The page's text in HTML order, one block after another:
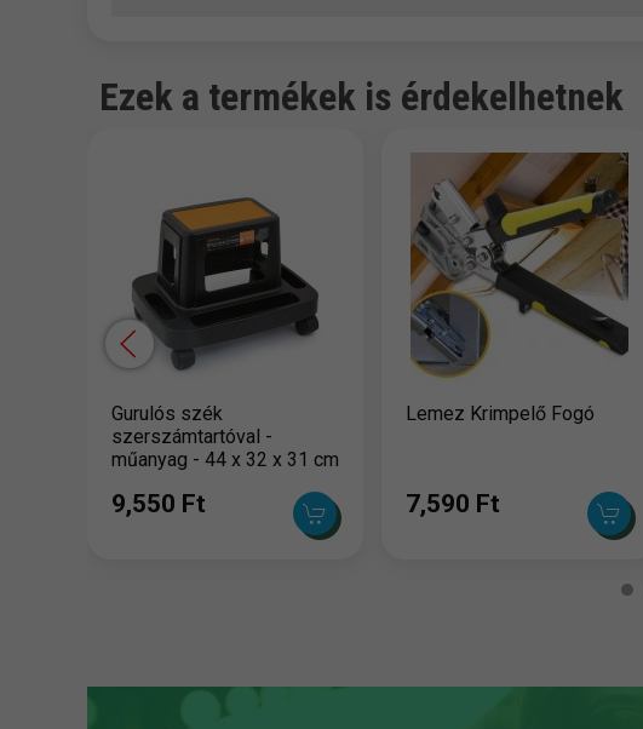
Ezek a termékek is érdekelhetnek
Gurulós szék
szerszámtartóval -
műanyag - 44 x 32 x 31 cm
9,550 Ft
Lemez Krimpelő Fogó
7,590 Ft